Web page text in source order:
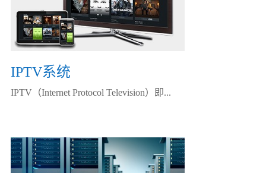
IPTV系统
IPTV（Internet Protocol Television）即...